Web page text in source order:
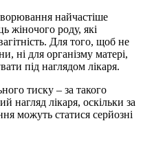
найчастіше
жіночого роду, які
Для того, щоб не
ні для організму матері,
під наглядом лікаря.
тиску – за такого
нагляд лікаря, оскільки за
можуть статися серйозні